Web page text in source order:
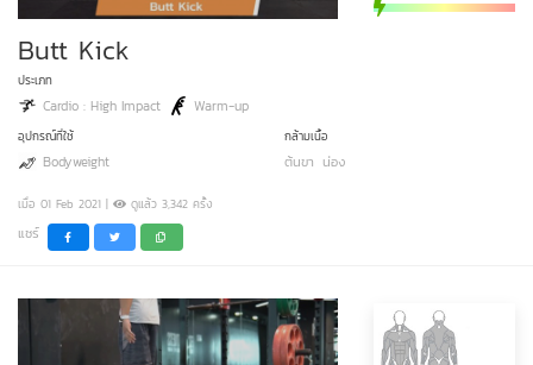
Butt Kick
ประเภท
Cardio : High Impact Warm-up
อุปกรณ์ที่ใช้
Bodyweight
กล้ามเนื้อ
ต้นขา น่อง
เมื่อ 01 Feb 2021 | ดูแล้ว 3,342 ครั้ง
แชร์